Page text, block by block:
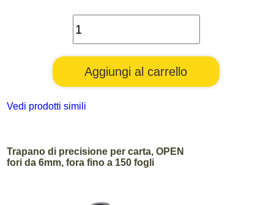
Vedi prodotti simili
Trapano di precisione per carta, OPEN
fori da 6mm, fora fino a 150 fogli